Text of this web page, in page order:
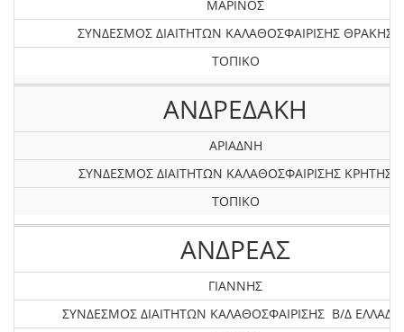
ΜΑΡΙΝΟΣ
ΣΥΝΔΕΣΜΟΣ ΔΙΑΙΤΗΤΩΝ ΚΑΛΑΘΟΣΦΑΙΡΙΣΗΣ ΘΡΑΚΗΣ
ΤΟΠΙΚΟ
ΑΝΔΡΕΔΑΚΗ
ΑΡΙΑΔΝΗ
ΣΥΝΔΕΣΜΟΣ ΔΙΑΙΤΗΤΩΝ ΚΑΛΑΘΟΣΦΑΙΡΙΣΗΣ ΚΡΗΤΗΣ
ΤΟΠΙΚΟ
ΑΝΔΡΕΑΣ
ΓΙΑΝΝΗΣ
ΣΥΝΔΕΣΜΟΣ ΔΙΑΙΤΗΤΩΝ ΚΑΛΑΘΟΣΦΑΙΡΙΣΗΣ Β/Δ